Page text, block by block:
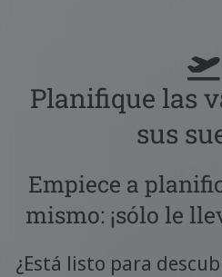
Planifique las
sus
Empiece a
mismo: ¡sólo le
¿Está listo para